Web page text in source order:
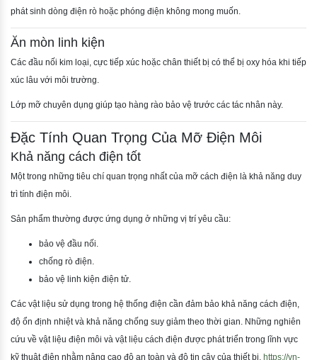
phát sinh dòng điện rò hoặc phóng điện không mong muốn.
Ăn mòn linh kiện
Các đầu nối kim loại, cực tiếp xúc hoặc chân thiết bị có thể bị oxy hóa khi tiếp
xúc lâu với môi trường.
Lớp mỡ chuyên dụng giúp tạo hàng rào bảo vệ trước các tác nhân này.
Đặc Tính Quan Trọng Của Mỡ Điện Môi
Khả năng cách điện tốt
Một trong những tiêu chí quan trọng nhất của mỡ cách điện là khả năng duy
trì tính điện môi.
Sản phẩm thường được ứng dụng ở những vị trí yêu cầu:
bảo vệ đầu nối.
chống rò điện.
bảo vệ linh kiện điện tử.
Các vật liệu sử dụng trong hệ thống điện cần đảm bảo khả năng cách điện,
độ ổn định nhiệt và khả năng chống suy giảm theo thời gian. Những nghiên
cứu về vật liệu điện môi và vật liệu cách điện được phát triển trong lĩnh vực
kỹ thuật điện nhằm nâng cao độ an toàn và độ tin cậy của thiết bị. https://vn-